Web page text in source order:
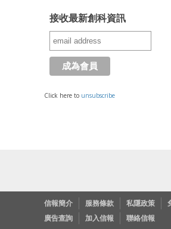
接收最新創科資訊
Click here to unsubscribe
信報簡介 服務條款 私隱政策
廣告查詢
加入信報 聯絡信報